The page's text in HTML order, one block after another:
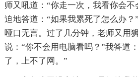
师又吼道：“你走一次，我看你会
迫地答道：“如果我累死了怎么办
哑口无言。过了几分钟，老师又用
说：“你不会用电脑看吗？”我答道
了，上不了网。”